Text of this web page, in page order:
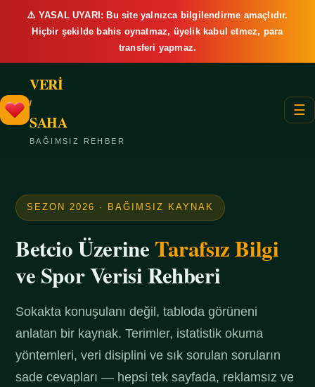
⚠️ YASAL UYARI: Bu site yalnızca bilgilendirme amaçlıdır.
Hiçbir şekilde bahis oynatmaz, üyelik kabul etmez, para
transferi yapmaz.
VERİ
/
SAHA
BAĞIMSIZ REHBER
☰
SEZON 2026 · BAĞIMSIZ KAYNAK
Betcio ÜzerineTarafsız Bilgi
ve Spor Verisi Rehberi
Sokakta konuşulanı değil, tabloda görüneni
anlatan bir kaynak. Terimler, istatistik okuma
yöntemleri, veri disiplini ve sık sorulan soruların
sade cevapları — hepsi tek sayfada, reklamsız ve